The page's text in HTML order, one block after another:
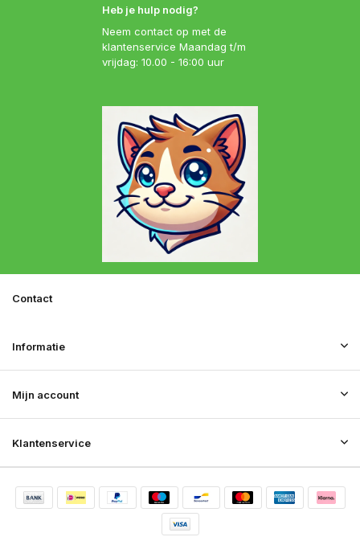
Heb je hulp nodig?
Neem contact op met de
klantenservice Maandag t/m
vrijdag: 10.00 - 16:00 uur
Klantenservice
Mijn account
Informatie
Contact